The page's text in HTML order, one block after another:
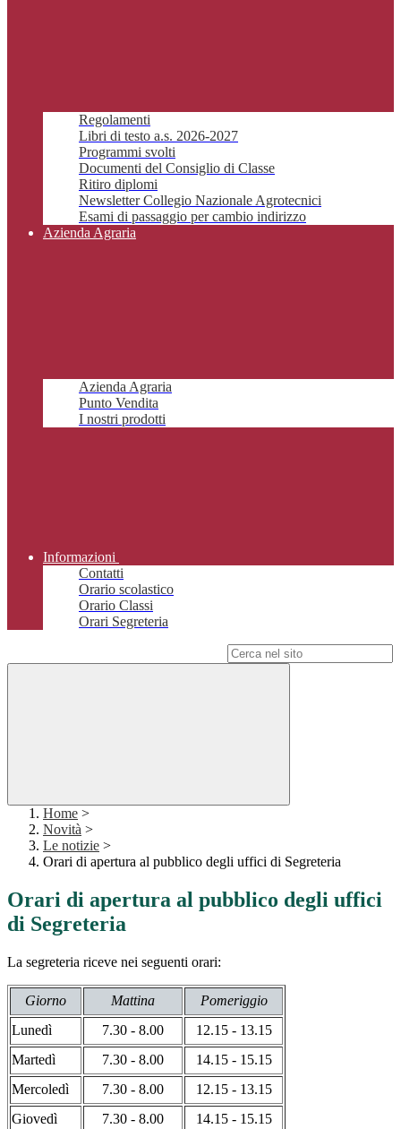
Regolamenti
Libri di testo a.s. 2026-2027
Programmi svolti
Documenti del Consiglio di Classe
Ritiro diplomi
Newsletter Collegio Nazionale Agrotecnici
Esami di passaggio per cambio indirizzo
Azienda Agraria
Azienda Agraria
Punto Vendita
I nostri prodotti
Informazioni
Contatti
Orario scolastico
Orario Classi
Orari Segreteria
Home >
Novità >
Le notizie >
Orari di apertura al pubblico degli uffici di Segreteria
Orari di apertura al pubblico degli uffici
di Segreteria
La segreteria riceve nei seguenti orari:
Giorno Mattina
Pomeriggio
Lunedì
7.30 - 8.00
12.15 - 13.15
Martedì
7.30 - 8.00
14.15 - 15.15
Mercoledì
7.30 - 8.00
12.15 - 13.15
Giovedì
7.30 - 8.00
14.15 - 15.15